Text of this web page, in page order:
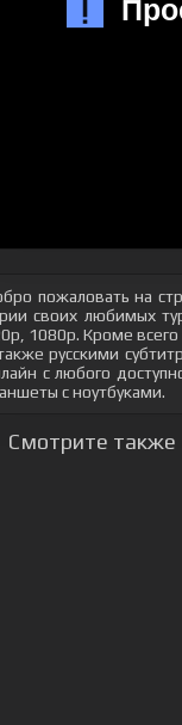
пожаловать на
своих любимых
1080p. Кроме
русскими
с любого
с ноутбуками.
Смотрите также